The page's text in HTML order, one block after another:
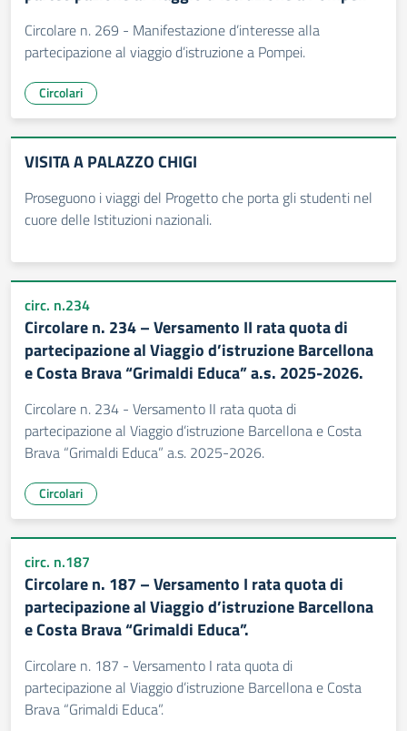
Circolare n. 269 - Manifestazione d’interesse alla
partecipazione al viaggio d’istruzione a Pompei.
Circolari
VISITA A PALAZZO CHIGI
Proseguono i viaggi del Progetto che porta gli studenti nel
cuore delle Istituzioni nazionali.
circ. n.234
Circolare n. 234 – Versamento II rata quota di
partecipazione al Viaggio d’istruzione Barcellona
e Costa Brava “Grimaldi Educa” a.s. 2025-2026.
Circolare n. 234 - Versamento II rata quota di
partecipazione al Viaggio d’istruzione Barcellona e Costa
Brava “Grimaldi Educa” a.s. 2025-2026.
Circolari
circ. n.187
Circolare n. 187 – Versamento I rata quota di
partecipazione al Viaggio d’istruzione Barcellona
e Costa Brava “Grimaldi Educa”.
Circolare n. 187 - Versamento I rata quota di
partecipazione al Viaggio d’istruzione Barcellona e Costa
Brava “Grimaldi Educa”.